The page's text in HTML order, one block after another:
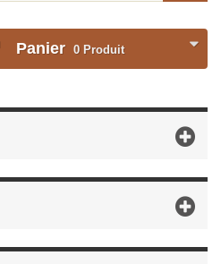
Panier 0 Produit